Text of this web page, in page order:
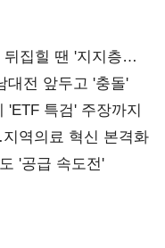
집힐 땐 '지지층
전 앞두고 '충돌'
특검' 주장까지
역의료 혁신 본격화
'공급 속도전'